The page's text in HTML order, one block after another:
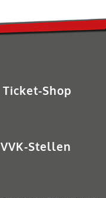
Ticket-Shop
VVK-Stellen